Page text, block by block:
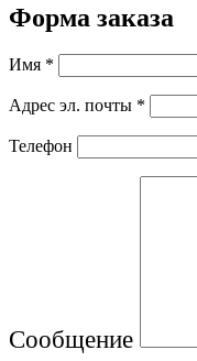
Форма заказа
Имя *
Адрес эл. почты *
Телефон
Сообщение